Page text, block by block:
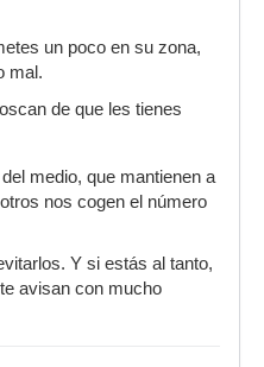
un poco en su zona,
mal.
de que les tienes
medio, que mantienen a
nos cogen el número
Y si estás al tanto,
avisan con mucho